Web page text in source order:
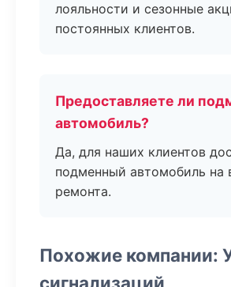
лояльности и сезонные
постоянных клиентов.
Предоставляете ли
автомобиль?
Да, для наших клиентов
подменный автомобиль на
ремонта.
Похожие компании:
сигнализаций